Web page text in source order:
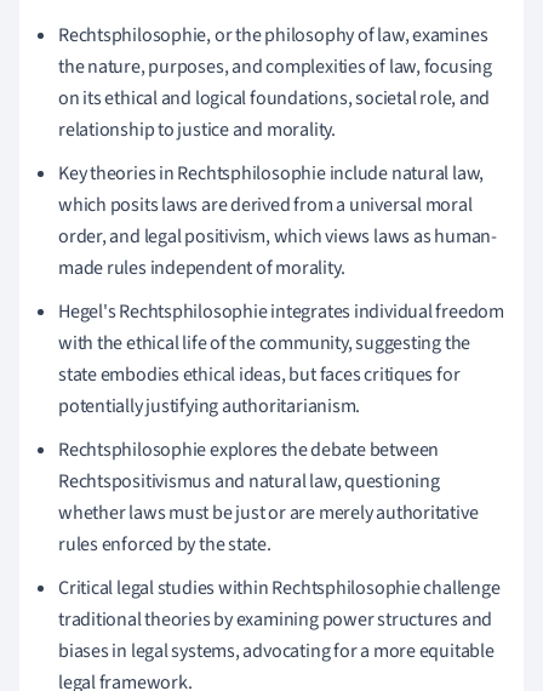
Rechtsphilosophie, or the philosophy of law, examines
the nature, purposes, and complexities of law, focusing
on its ethical and logical foundations, societal role, and
relationship to justice and morality.
Key theories in Rechtsphilosophie include natural law,
which posits laws are derived from a universal moral
order, and legal positivism, which views laws as human-
made rules independent of morality.
Hegel's Rechtsphilosophie integrates individual freedom
with the ethical life of the community, suggesting the
state embodies ethical ideas, but faces critiques for
potentially justifying authoritarianism.
Rechtsphilosophie explores the debate between
Rechtspositivismus and natural law, questioning
whether laws must be just or are merely authoritative
rules enforced by the state.
Critical legal studies within Rechtsphilosophie challenge
traditional theories by examining power structures and
biases in legal systems, advocating for a more equitable
legal framework.